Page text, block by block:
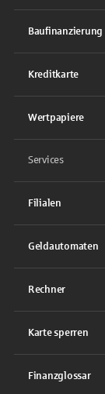
Baufinanzierung
Kreditkarte
Wertpapiere
Services
Filialen
Geldautomaten
Rechner
Karte sperren
Finanzglossar